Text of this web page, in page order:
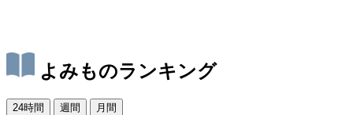
よみものランキング
24時間 週間 月間